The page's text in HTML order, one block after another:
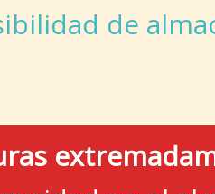
de